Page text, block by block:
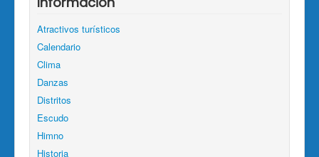
Atractivos turísticos
Calendario
Clima
Danzas
Distritos
Escudo
Himno
Historia